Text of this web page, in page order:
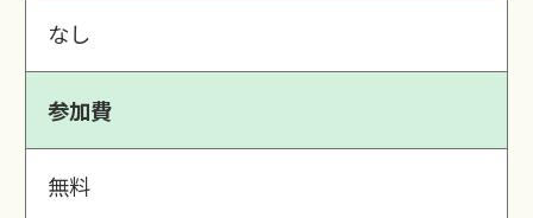
なし
参加費
無料